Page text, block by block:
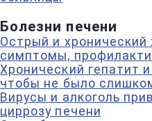
Болезни печени
Острый и хронический
симптомы,
Хронический гепатит
чтобы не было
Вирусы и алкоголь
циррозу печени